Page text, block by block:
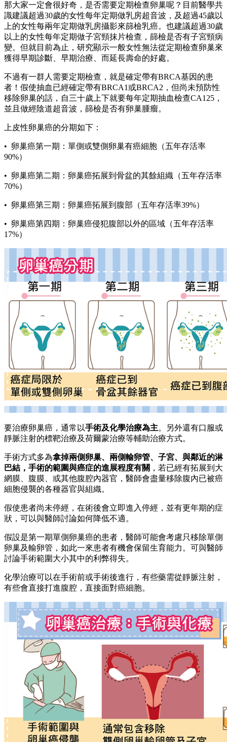
那大家一定會很好奇，是否需要定期檢查卵巢呢？目前醫學共
識建議超過30歲的女性每年定期做乳房超音波，及超過45歲以
上的女性每兩年定期做乳房攝影來篩檢乳癌。也建議超過30歲
以上的女性每年定期做子宮頸抹片檢查，篩檢是否有子宮頸病
變。但就目前為止，研究顯示一般女性無法從定期檢查卵巢來
獲得早期診斷、早期治療、而延長壽命的好處。
不過有一群人需要定期檢查，就是確定帶有BRCA基因的患
者！假使抽血已經確定帶有BRCA1或BRCA2，但尚未預防性
移除卵巢的話，自三十歲上下就要每年定期抽血檢查CA125，
並且做經陰道超音波，篩檢是否有卵巢腫瘤。
上皮性卵巢癌的分期如下：
• 卵巢癌第一期：單側或雙側卵巢有癌細胞（五年存活率
90%）
• 卵巢癌第二期：卵巢癌拓展到骨盆的其餘組織（五年存活率
70%）
• 卵巢癌第三期：卵巢癌拓展到腹部（五年存活率39%）
• 卵巢癌第四期：卵巢癌侵犯腹部以外的區域（五年存活率
17%）
要治療卵巢癌，通常以手術及化學治療為主。另外還有口服或
靜脈注射的標靶治療及荷爾蒙治療等輔助治療方式。
手術方式多為拿掉兩側卵巢、兩側輸卵管、子宮、與鄰近的淋
巴結，手術的範圍與癌症的進展程度有關 ，若已經有拓展到大
網膜、腹膜、或其他腹腔內器官，醫師會盡量移除腹內已被癌
細胞侵襲的各種器官與組織。
假使患者尚未停經，在術後會立即進入停經，並有更年期的症
狀，可以與醫師討論如何降低不適。
假設是第一期單側卵巢癌的患者，醫師可能會考慮只移除單側
卵巢及輸卵管，如此一來患者有機會保留生育能力。可與醫師
討論手術範圍大小其中的利弊得失。
化學治療可以在手術前或手術後進行，有些藥需從靜脈注射，
有些會直接打進腹腔，直接面對癌細胞。